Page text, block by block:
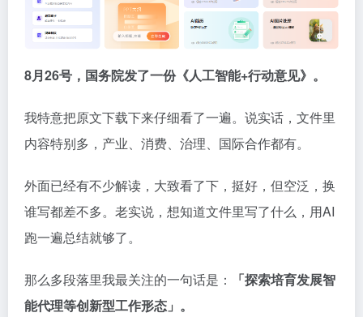
8月26号，国务院发了一份《人工智能+行动意见》。
我特意把原文下载下来仔细看了一遍。说实话，文件里
内容特别多，产业、消费、治理、国际合作都有。
外面已经有不少解读，大致看了下，挺好，但空泛，换
谁写都差不多。老实说，想知道文件里写了什么，用AI
跑一遍总结就够了。
那么多段落里我最关注的一句话是：
「探索培育发展智
能代理等创新型工作形态」。